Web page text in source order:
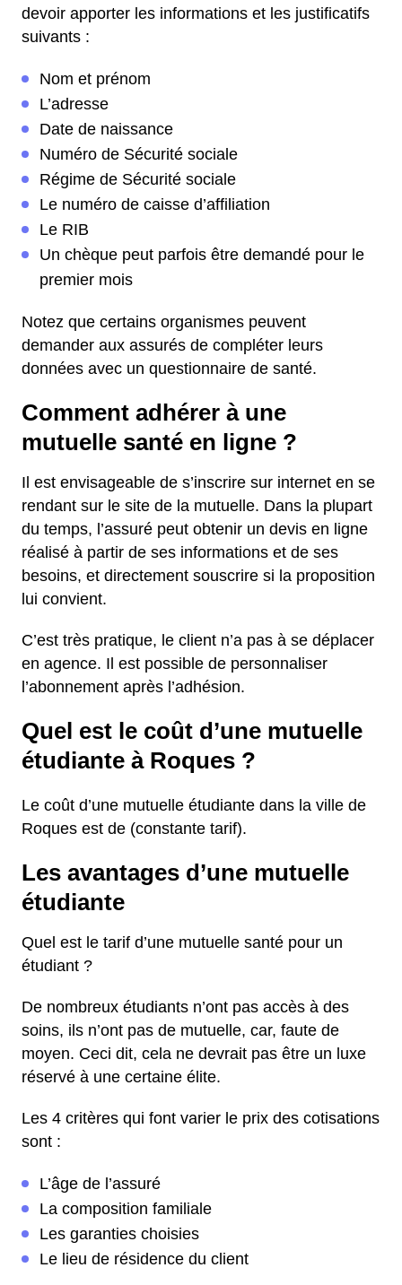
devoir apporter les informations et les justificatifs
suivants :
Nom et prénom
L’adresse
Date de naissance
Numéro de Sécurité sociale
Régime de Sécurité sociale
Le numéro de caisse d’affiliation
Le RIB
Un chèque peut parfois être demandé pour le
premier mois
Notez que certains organismes peuvent
demander aux assurés de compléter leurs
données avec un questionnaire de santé.
Comment adhérer à une
mutuelle santé en ligne ?
Il est envisageable de s’inscrire sur internet en se
rendant sur le site de la mutuelle. Dans la plupart
du temps, l’assuré peut obtenir un devis en ligne
réalisé à partir de ses informations et de ses
besoins, et directement souscrire si la proposition
lui convient.
C’est très pratique, le client n’a pas à se déplacer
en agence. Il est possible de personnaliser
l’abonnement après l’adhésion.
Quel est le coût d’une mutuelle
étudiante à Roques ?
Le coût d’une mutuelle étudiante dans la ville de
Roques est de (constante tarif).
Les avantages d’une mutuelle
étudiante
Quel est le tarif d’une mutuelle santé pour un
étudiant ?
De nombreux étudiants n’ont pas accès à des
soins, ils n’ont pas de mutuelle, car, faute de
moyen. Ceci dit, cela ne devrait pas être un luxe
réservé à une certaine élite.
Les 4 critères qui font varier le prix des cotisations
sont :
L’âge de l’assuré
La composition familiale
Les garanties choisies
Le lieu de résidence du client